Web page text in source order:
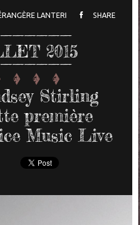
LANTERI SHARE
2015
Stirling
première
Music Live